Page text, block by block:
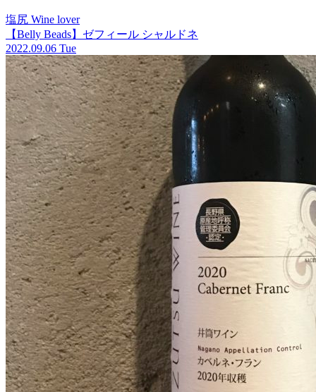
塩尻 Wine lover
【Belly Beads】ゼフィール シャルドネ
2022.09.06 Tue